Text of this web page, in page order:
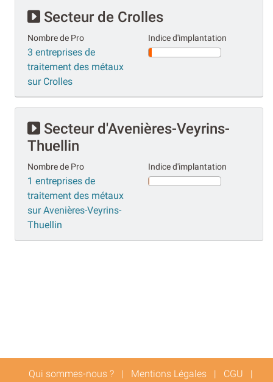
Secteur de Crolles
Nombre de Pro
3 entreprises de
traitement des métaux
sur Crolles
Indice d'implantation
Secteur d'Avenières-Veyrins-
Thuellin
Nombre de Pro
1 entreprises de
traitement des métaux
sur Avenières-Veyrins-
Thuellin
Indice d'implantation
Qui sommes-nous ? | Mentions Légales | CGU |